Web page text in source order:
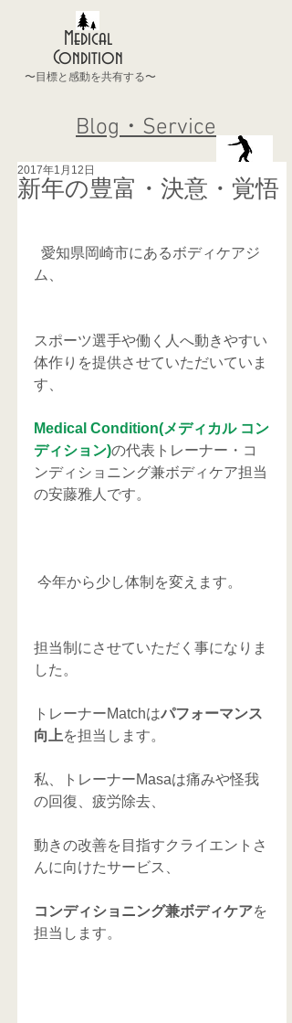
Medical
Condition
〜目標と感動を共有する〜
Blog・Service
新年の豊富・決意・覚悟
2017年1月12日
ム、
スポーツ選手や働く人へ動きやすい
体作りを提供させていただいていま
す、
Medical Condition(メディカル コン
ディション)の代表トレーナー・コ
ンディショニング兼ボディケア担当
の安藤雅人です。
今年から少し体制を変えます。
担当制にさせていただく事になりま
した。
トレーナーMatchはパフォーマンス
向上を担当します。
私、トレーナーMasaは痛みや怪我
の回復、疲労除去、
動きの改善を目指すクライエントさ
んに向けたサービス、
コンディショニング兼ボディケアを
担当します。